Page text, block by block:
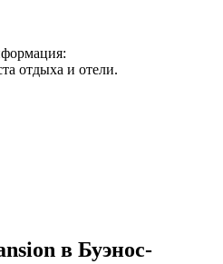
отдыха и отели.
в Буэнос-